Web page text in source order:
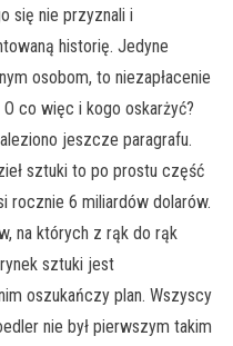
się nie przyznali i
historię. Jedyne
osobom, to niezapłacenie
co więc i kogo oskarżyć?
jeszcze paragrafu.
sztuki to po prostu część
rocznie 6 miliardów dolarów.
na których z rąk do rąk
sztuki jest
oszukańczy plan. Wszyscy
nie był pierwszym takim